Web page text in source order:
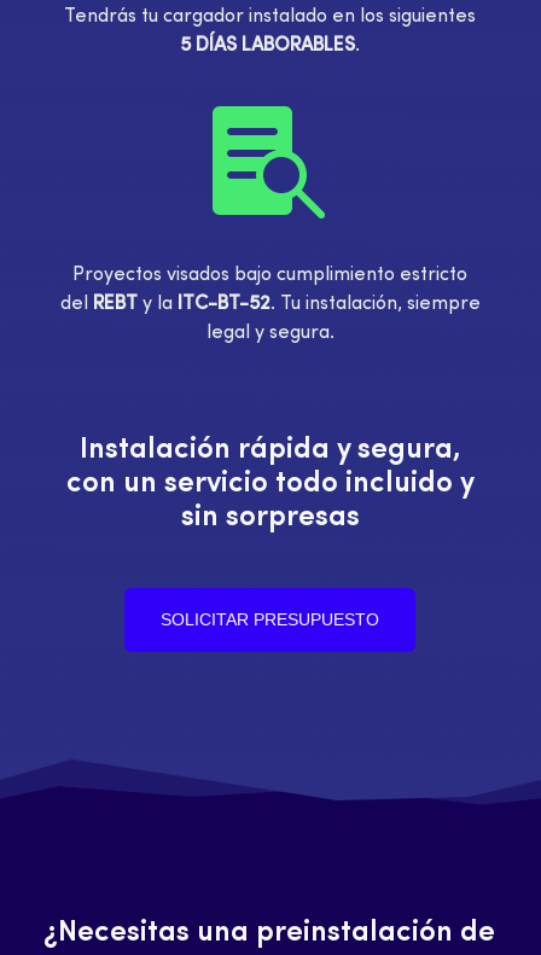
Tendrás tu cargador instalado en los siguientes
5DÍAS LABORABLES.

Proyectos visados bajo cumplimiento estricto
del
REBT y la ITC-BT-52. Tu instalación, siempre
legal y segura.
Instalación rápida y segura,
con un servicio todo incluido y
sin sorpresas
SOLICITAR PRESUPUESTO
¿Necesitas una preinstalación de